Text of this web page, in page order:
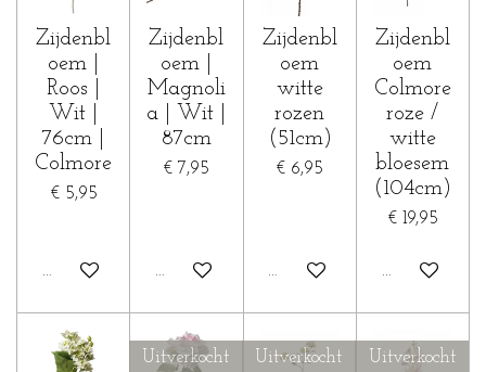
Zijdenbl
oem |
Roos |
Wit |
76cm |
Colmore
€ 5,95
In winkelwagen
Zijdenbl
oem |
Magnoli
a | Wit |
87cm
€ 7,95
In winkelwagen
Zijdenbl
oem
witte
rozen
(51cm)
€ 6,95
In winkelwagen
Zijdenbl
oem
Colmore
roze /
witte
bloesem
(104cm)
€ 19,95
In
Uitverkocht Uitverkocht Uitverkocht